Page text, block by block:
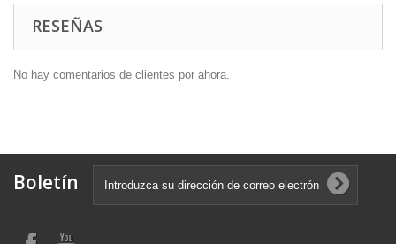
RESEÑAS
No hay comentarios de clientes por ahora.
Boletín